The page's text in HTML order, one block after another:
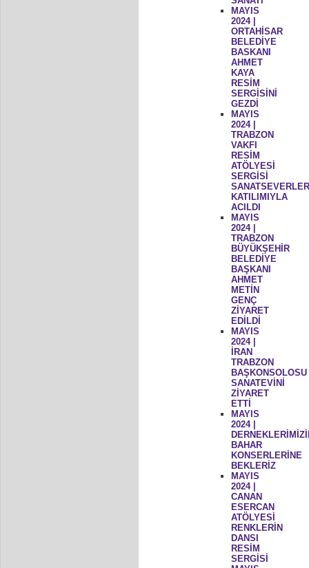
MAYIS
2024 |
ORTAHİSAR
BELEDİYE
BASKANI
AHMET
KAYA
RESİM
SERGİSİNİ
GEZDİ
MAYIS
2024 |
TRABZON
VAKFI
RESİM
ATÖLYESİ
SERGİSİ
KATILIMIYLA
ACILDI
MAYIS
2024 |
TRABZON
BÜYÜKŞEHİR
BELEDİYE
BAŞKANI
AHMET
METİN
GENÇ
ZİYARET
EDİLDİ
MAYIS
2024 |
İRAN
TRABZON
BAŞKONSOLOSU
SANATEVİNİ
ZİYARET
ETTİ
MAYIS
2024 |
BAHAR
KONSERLERİNE
BEKLERİZ
MAYIS
2024 |
CANAN
ESERCAN
ATÖLYESİ
RENKLERİN
DANSI
RESİM
SERGİSİ